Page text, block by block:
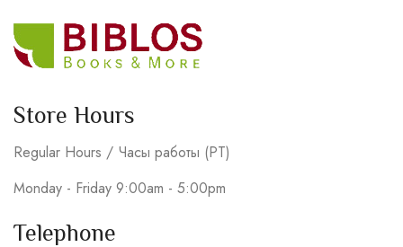
Store Hours
Regular Hours / Часы работы (PT)
Monday - Friday 9:00am - 5:00pm
Telephone